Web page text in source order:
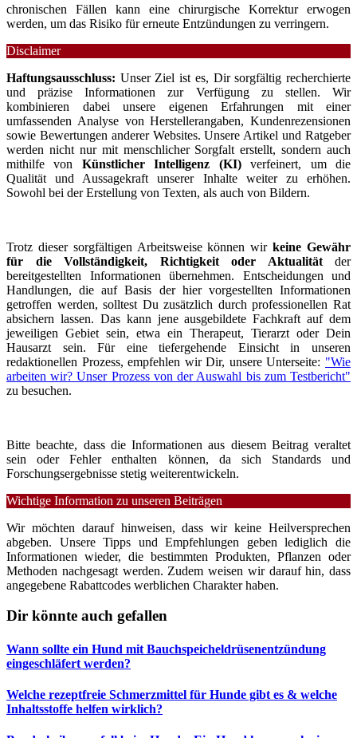
chronischen Fällen kann eine chirurgische Korrektur erwogen
werden, um das Risiko für erneute Entzündungen zu verringern.
Disclaimer
Haftungsausschluss: Unser Ziel ist es, Dir sorgfältig recherchierte
und präzise Informationen zur Verfügung zu stellen. Wir
kombinieren dabei unsere eigenen Erfahrungen mit einer
umfassenden Analyse von Herstellerangaben, Kundenrezensionen
sowie Bewertungen anderer Websites. Unsere Artikel und Ratgeber
werden nicht nur mit menschlicher Sorgfalt erstellt, sondern auch
mithilfe von Künstlicher Intelligenz (KI)verfeinert, um die
Qualität und Aussagekraft unserer Inhalte weiter zu erhöhen.
Sowohl bei der Erstellung von Texten, als auch von Bildern.
Trotz dieser sorgfältigen Arbeitsweise können wirkeine Gewähr
für die Vollständigkeit, Richtigkeit oder Aktualitätder
bereitgestellten Informationen übernehmen. Entscheidungen und
Handlungen, die auf Basis der hier vorgestellten Informationen
getroffen werden, solltest Du zusätzlich durch professionellen Rat
absichern lassen. Das kann jene ausgebildete Fachkraft auf dem
jeweiligen Gebiet sein, etwa ein Therapeut, Tierarzt oder Dein
Hausarzt sein. Für eine tiefergehende Einsicht in unseren
redaktionellen Prozess, empfehlen wir Dir, unsere Unterseite: "Wie
arbeiten wir? Unser Prozess von der Auswahl bis zum Testbericht"
zu besuchen.
Bitte beachte, dass die Informationen aus diesem Beitrag veraltet
sein oder Fehler enthalten können, da sich Standards und
Forschungsergebnisse stetig weiterentwickeln.
Wichtige Information zu unseren Beiträgen
Wir möchten darauf hinweisen, dass wir keine Heilversprechen
abgeben. Unsere Tipps und Empfehlungen geben lediglich die
Informationen wieder, die bestimmten Produkten, Pflanzen oder
Methoden nachgesagt werden. Zudem weisen wir darauf hin, dass
angegebene Rabattcodes werblichen Charakter haben.
Dir könnte auch gefallen
Wann sollte ein Hund mit Bauchspeicheldrüsenentzündung
eingeschläfert werden?
Welche rezeptfreie Schmerzmittel für Hunde gibt es & welche
Inhaltsstoffe helfen wirklich?